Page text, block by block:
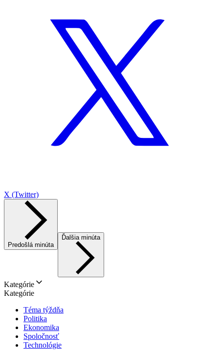
X (Twitter)
Predošlá minúta
Ďalšia minúta
Kategórie
Kategórie
Téma týždňa
Politika
Ekonomika
Spoločnosť
Technológie